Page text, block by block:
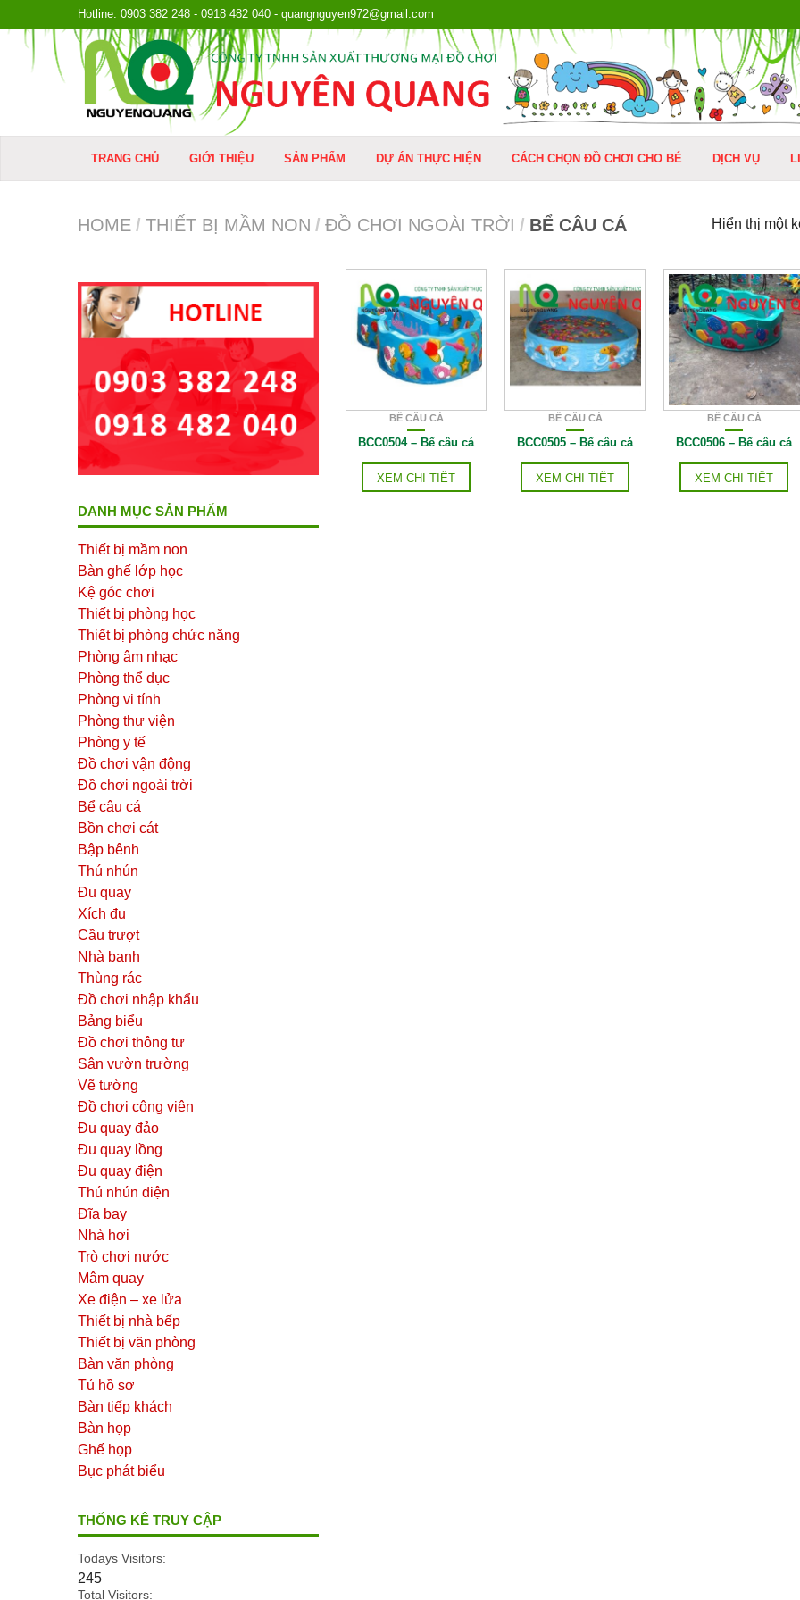
Hotline: 0903 382 248 - 0918 482 040 - quangnguyen972@gmail.com
TRANG CHỦ GIỚI THIỆU SẢN PHẨM DỰ ÁN THỰC HIỆN CÁCH CHỌN ĐỒ CHƠI CHO BÉ DỊCH VỤ
HOME / THIẾT BỊ MẦM NON / ĐỒ CHƠI NGOÀI TRỜI / BỂ CÂU CÁ Hiển thị một
BỂ CÂU CÁ
BCC0504 – Bể câu cá
XEM CHI TIẾT
BỂ CÂU CÁ
BCC0505 – Bể câu cá
XEM CHI TIẾT
BỂ CÂU CÁ
BCC0506 – Bể câu cá
XEM CHI TIẾT
DANH MỤC SẢN PHẨM
Thiết bị mầm non
Bàn ghế lớp học
Kệ góc chơi
Thiết bị phòng học
Thiết bị phòng chức năng
Phòng âm nhạc
Phòng thể dục
Phòng vi tính
Phòng thư viện
Phòng y tế
Đồ chơi vận động
Đồ chơi ngoài trời
Bể câu cá
Bồn chơi cát
Bập bênh
Thú nhún
Đu quay
Xích đu
Cầu trượt
Nhà banh
Thùng rác
Đồ chơi nhập khẩu
Bảng biểu
Đồ chơi thông tư
Sân vườn trường
Vẽ tường
Đồ chơi công viên
Đu quay đảo
Đu quay lồng
Đu quay điện
Thú nhún điện
Đĩa bay
Nhà hơi
Trò chơi nước
Mâm quay
Xe điện – xe lửa
Thiết bị nhà bếp
Thiết bị văn phòng
Bàn văn phòng
Tủ hồ sơ
Bàn tiếp khách
Bàn họp
Ghế họp
Bục phát biểu
THỐNG KÊ TRUY CẬP
Todays Visitors:
245
Total Visitors: